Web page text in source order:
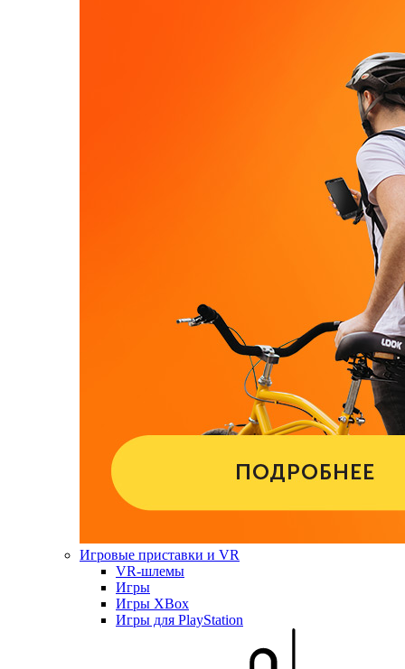
Игровые приставки и VR
VR-шлемы
Игры
Игры XBox
Игры для PlayStation